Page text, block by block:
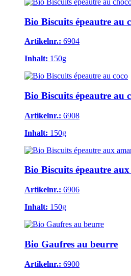
Bio Biscuits épeautre au
Artikelnr.: 6904
Inhalt: 150g
Bio Biscuits épeautre au
Artikelnr.: 6908
Inhalt: 150g
Bio Biscuits épeautre
Artikelnr.: 6906
Inhalt: 150g
Bio Gaufres au beurre
Artikelnr.: 6900